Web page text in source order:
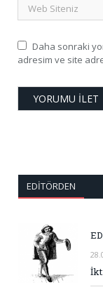
Daha sonraki
adresim ve site
EDITÖRDEN